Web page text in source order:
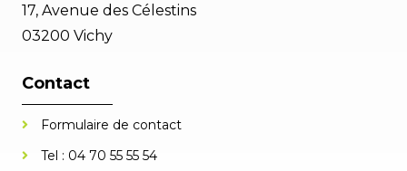
17, Avenue des Célestins
03200 Vichy
Contact
Formulaire de contact
Tel : 04 70 55 55 54